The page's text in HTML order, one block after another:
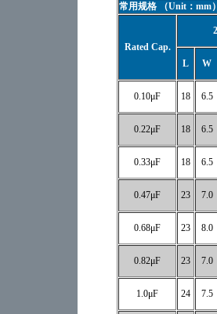
常用规格 （Unit：mm
Rated Cap.
L W
0.10μF 18 6.5
0.22μF 18 6.5
0.33μF 18 6.5
0.47μF 23 7.0
0.68μF 23 8.0
0.82μF 23 7.0
1.0μF 24 7.5